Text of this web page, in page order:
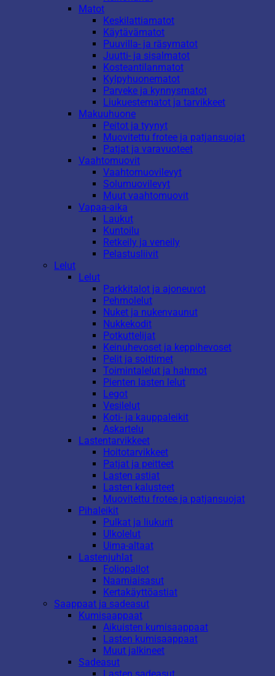
Matot
Keskilattiamatot
Käytävämatot
Puuvilla- ja räsymatot
Juutti- ja sisalmatot
Kosteantilanmatot
Kylpyhuonematot
Parveke ja kynnysmatot
Liukuestematot ja tarvikkeet
Makuuhuone
Peitot ja tyynyt
Muovitettu frotee ja patjansuojat
Patjat ja varavuoteet
Vaahtomuovit
Vaahtomuovilevyt
Solumuovilevyt
Muut vaahtomuovit
Vapaa-aika
Laukut
Kuntoilu
Retkeily ja veneily
Pelastusliivit
Lelut
Lelut
Parkkitalot ja ajoneuvot
Pehmolelut
Nuket ja nukenvaunut
Nukkekodit
Potkuttelijat
Keinuhevoset ja keppihevoset
Pelit ja soittimet
Toimintalelut ja hahmot
Pienten lasten lelut
Legot
Vesilelut
Koti- ja kauppaleikit
Askartelu
Lastentarvikkeet
Hoitotarvikkeet
Patjat ja peitteet
Lasten astiat
Lasten kalusteet
Muovitettu frotee ja patjansuojat
Pihaleikit
Pulkat ja liukurit
Ulkolelut
Uima-altaat
Lastenjuhlat
Foliopallot
Naamiaisasut
Kertakäyttöastiat
Saappaat ja sadeasut
Kumisaappaat
Aikuisten kumisaappaat
Lasten kumisaappaat
Muut jalkineet
Sadeasut
Lasten sadeasut